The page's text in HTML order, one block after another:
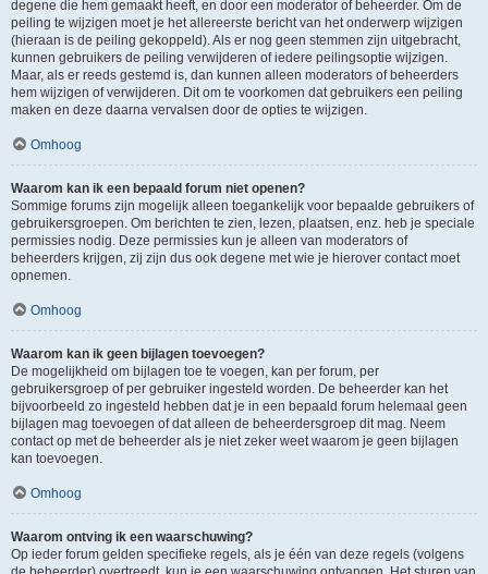
degene die hem gemaakt heeft, en door een moderator of beheerder. Om de
peiling te wijzigen moet je het allereerste bericht van het onderwerp wijzigen
(hieraan is de peiling gekoppeld). Als er nog geen stemmen zijn uitgebracht,
kunnen gebruikers de peiling verwijderen of iedere peilingsoptie wijzigen.
Maar, als er reeds gestemd is, dan kunnen alleen moderators of beheerders
hem wijzigen of verwijderen. Dit om te voorkomen dat gebruikers een peiling
maken en deze daarna vervalsen door de opties te wijzigen.
Omhoog
Waarom kan ik een bepaald forum niet openen?
Sommige forums zijn mogelijk alleen toegankelijk voor bepaalde gebruikers of
gebruikersgroepen. Om berichten te zien, lezen, plaatsen, enz. heb je speciale
permissies nodig. Deze permissies kun je alleen van moderators of
beheerders krijgen, zij zijn dus ook degene met wie je hierover contact moet
opnemen.
Omhoog
Waarom kan ik geen bijlagen toevoegen?
De mogelijkheid om bijlagen toe te voegen, kan per forum, per
gebruikersgroep of per gebruiker ingesteld worden. De beheerder kan het
bijvoorbeeld zo ingesteld hebben dat je in een bepaald forum helemaal geen
bijlagen mag toevoegen of dat alleen de beheerdersgroep dit mag. Neem
contact op met de beheerder als je niet zeker weet waarom je geen bijlagen
kan toevoegen.
Omhoog
Waarom ontving ik een waarschuwing?
Op ieder forum gelden specifieke regels, als je één van deze regels (volgens